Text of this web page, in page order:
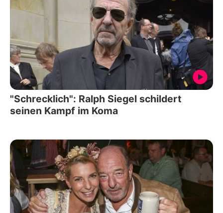
"Schrecklich": Ralph Siegel schildert
seinen Kampf im Koma